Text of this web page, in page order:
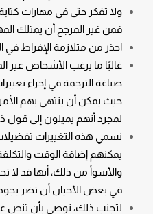
ولا تفكر حتى في مهارات كتابة
فمن غير المرجح أن يمتلك
احذر من متلازمة الإفراط في
غالبًا ما يرغب الأشخاص غير
صياغة الترجمة في إجراء
حيث يمكن أن ينتهي بهم
لمجرد أنهم يميلون إلى
نسمي هذه التغييرات
يمكنهم إضافة الوقت
والأسوأ من ذلك، أنها قد لا
في بعض الأحيان أن تضر
لتجنب ذلك، نوصي بأن تنص